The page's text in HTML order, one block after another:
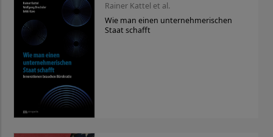
Rainer Kattel et al.
Wie man einen unternehmerischen
Staat schafft